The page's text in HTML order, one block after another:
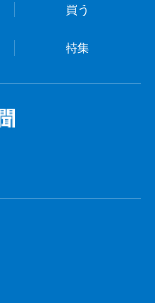
買う
特集